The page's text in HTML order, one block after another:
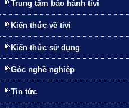
Trung tâm bảo hành tivi
Kiến thức về tivi
Kiến thức sử dụng
Góc nghề nghiệp
Tin tức